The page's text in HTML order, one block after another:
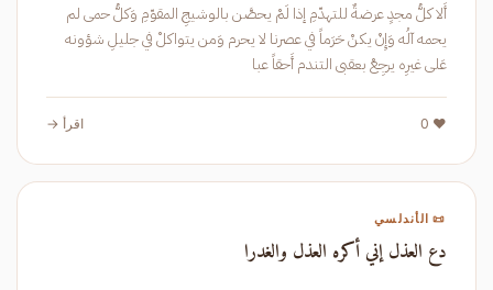
أَلا كلُّ مجدٍ عرضةٌ للتهدّمِ إذا لَمْ يحصَّن بالوشيجِ المقوّمِ وَكلُّ حمى لم
يحمه آلُه وَإِنْ يكنْ حَرَماً في عصرنا لا يحرم وَمن يتواكلْ في جليلِ شؤونه
عَلى غيرِه يرجِعْ بعقبى التندم أَحقاً عبا
❤️ 0 اقرأ →
📜 الأندلسي
دع العذل إني أكره العذل والغدرا